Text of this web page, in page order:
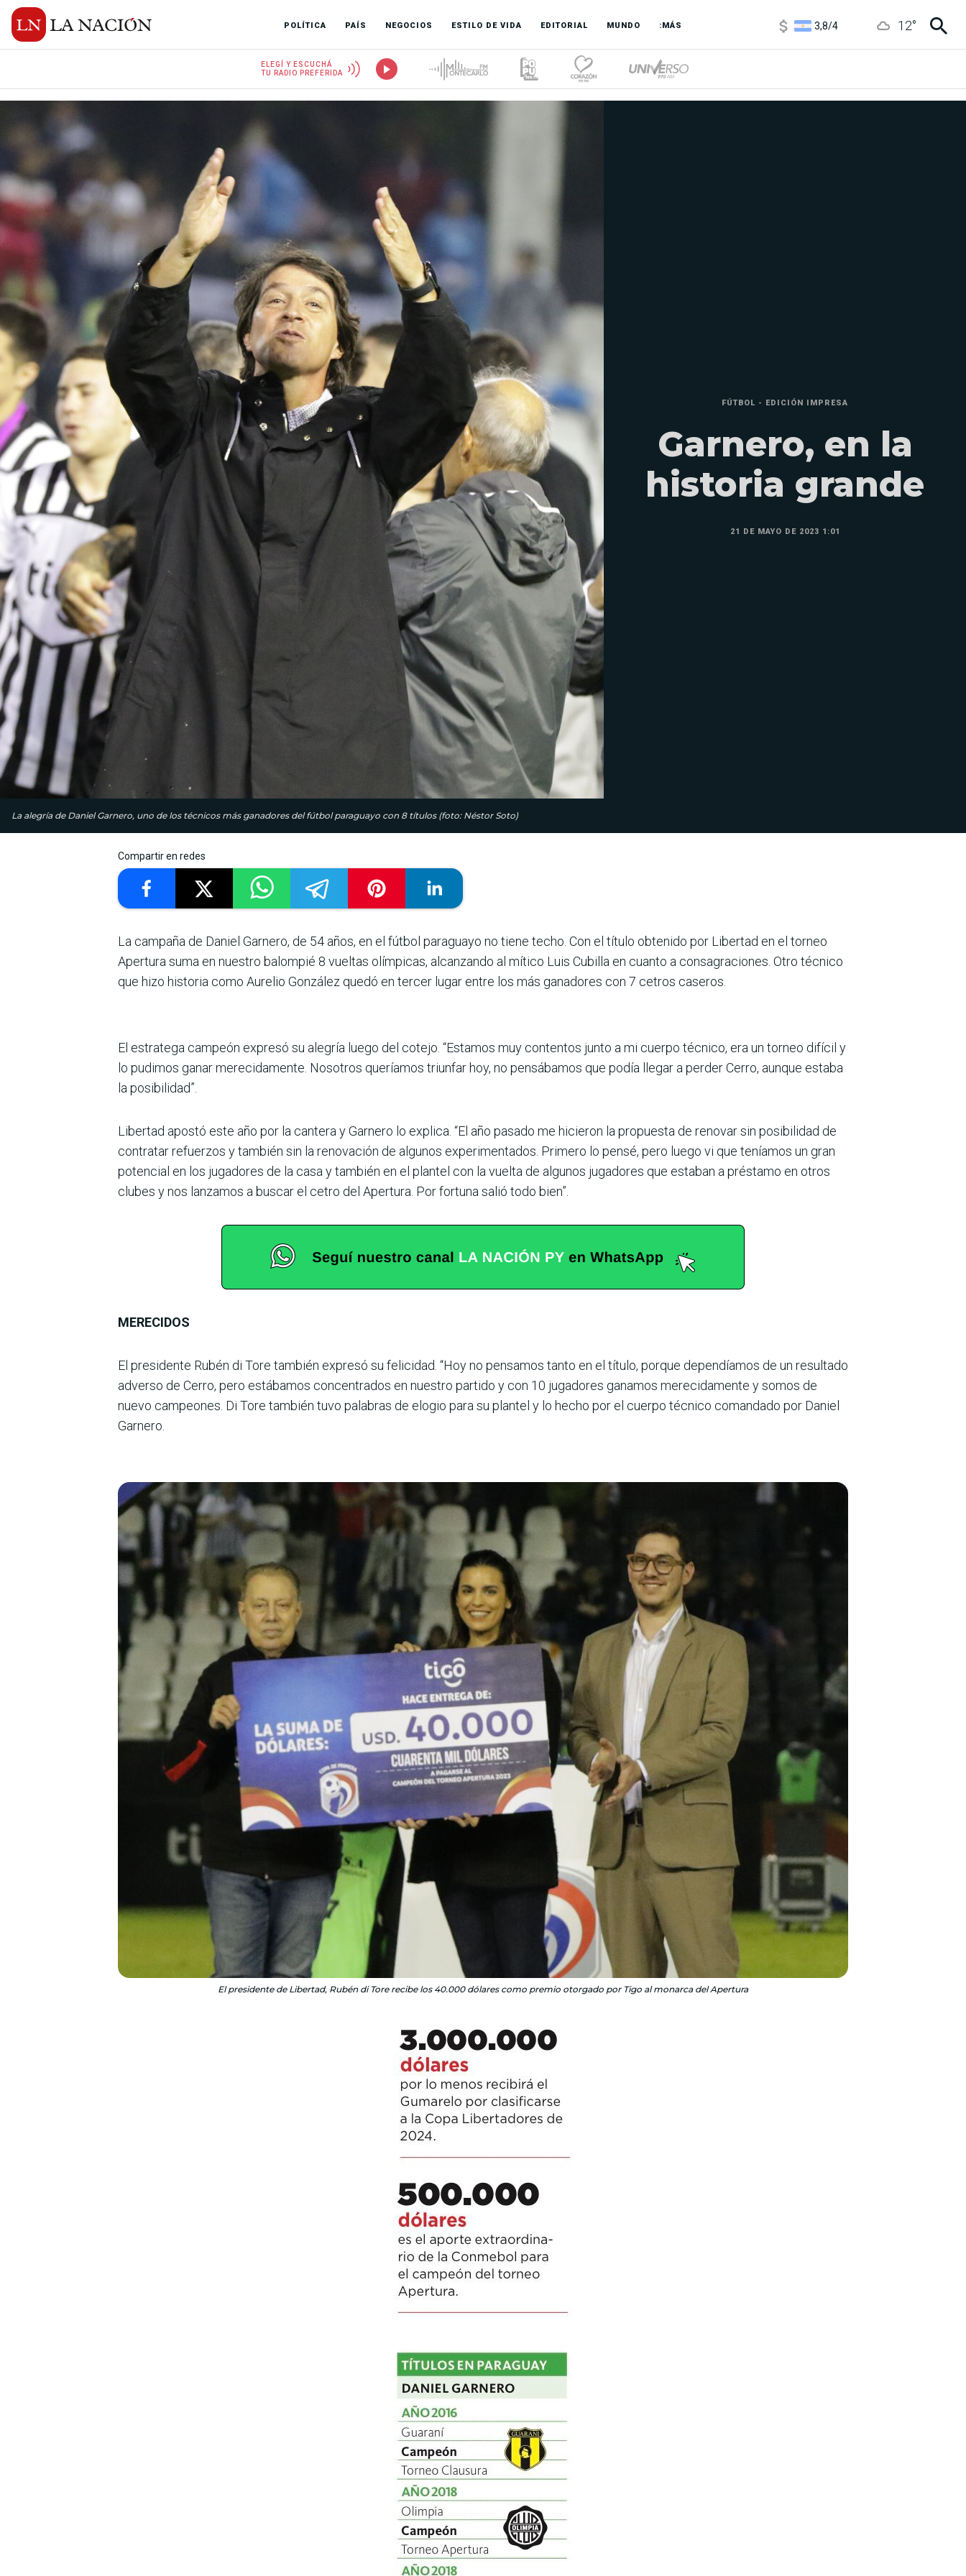
POLÍTICA PAÍS NEGOCIOS ESTILO DE VIDA EDITORIAL MUNDO :MÁS
6850/ 12°
ELEGÍ Y ESCUCHÁ
TU RADIO PREFERIDA
La alegría de Daniel Garnero, uno de los técnicos más ganadores del fútbol paraguayo con 8 títulos (foto: Néstor Soto)
FÚTBOL - EDICIÓN IMPRESA
Garnero, en la
historia grande
21 DE MAYO DE 2023 1:01
Compartir en redes
La campaña de Daniel Garnero, de 54 años, en el fútbol paraguayo no tiene techo. Con el título obtenido por Libertad en el torneo
Apertura suma en nuestro balompié 8 vueltas olímpicas, alcanzando al mítico Luis Cubilla en cuanto a consagraciones. Otro técnico
que hizo historia como Aurelio González quedó en tercer lugar entre los más ganadores con 7 cetros caseros.
El estratega campeón expresó su alegría luego del cotejo. “Estamos muy contentos junto a mi cuerpo técnico, era un torneo difícil y
lo pudimos ganar merecidamente. Nosotros queríamos triunfar hoy, no pensábamos que podía llegar a perder Cerro, aunque estaba
la posibilidad”.
Libertad apostó este año por la cantera y Garnero lo explica. “El año pasado me hicieron la propuesta de renovar sin posibilidad de
contratar refuerzos y también sin la renovación de algunos experimentados. Primero lo pensé, pero luego vi que teníamos un gran
potencial en los jugadores de la casa y también en el plantel con la vuelta de algunos jugadores que estaban a préstamo en otros
clubes y nos lanzamos a buscar el cetro del Apertura. Por fortuna salió todo bien”.
MERECIDOS
El presidente Rubén di Tore también expresó su felicidad. “Hoy no pensamos tanto en el título, porque dependíamos de un resultado
adverso de Cerro, pero estábamos concentrados en nuestro partido y con 10 jugadores ganamos merecidamente y somos de
nuevo campeones. Di Tore también tuvo palabras de elogio para su plantel y lo hecho por el cuerpo técnico comandado por Daniel
Garnero.
El presidente de Libertad, Rubén di Tore recibe los 40.000 dólares como premio otorgado por Tigo al monarca del Apertura